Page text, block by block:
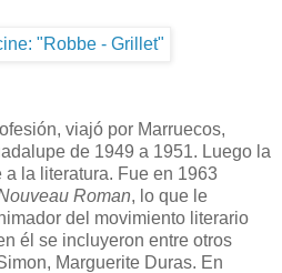
viajó por Marruecos,
de 1949 a 1951. Luego la
la literatura. Fue en 1963
Roman, lo que le
del movimiento literario
él se incluyeron entre otros
Marguerite Duras. En